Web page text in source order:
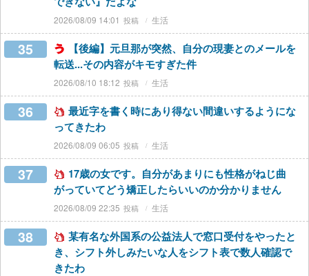
2026/08/09 14:01 生活
35
【後編】元旦那が突然、自分の現妻とのメールを
転送...その内容がキモすぎた件
2026/08/10 18:12 生活
36
最近字を書く時にあり得ない間違いするようにな
ってきたわ
2026/08/09 06:05 生活
37
17歳の女です。自分があまりにも性格がねじ曲
がっていてどう矯正したらいいのか分かりません
2026/08/09 22:35 生活
38
某有名な外国系の公益法人で窓口受付をやったと
き、シフト外しみたいな人をシフト表で数人確認で
きたわ